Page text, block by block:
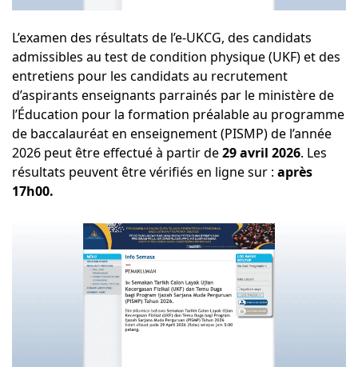
L’examen des résultats de l’e-UKCG, des candidats
admissibles au test de condition physique (UKF) et des
entretiens pour les candidats au recrutement
d’aspirants enseignants parrainés par le ministère de
l’Éducation pour la formation préalable au programme
de baccalauréat en enseignement (PISMP) de l’année
2026 peut être effectué à partir de29 avril 2026. Les
résultats peuvent être vérifiés en ligne sur : après
17h00.